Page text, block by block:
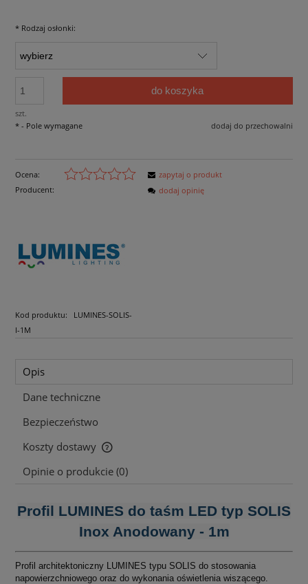
* Rodzaj osłonki:
szt.
do koszyka
dodaj do przechowalni
* - Pole wymagane
Ocena:
Producent:
Kod produktu:
LUMINES-SOLIS-
I-1M
zapytaj o produkt
dodaj opinię
Opis
Dane techniczne
Bezpieczeństwo
Koszty dostawy
Cena nie zawiera ewentualnych kosztów płatności
Opinie o produkcie (0)
Profil LUMINES do taśm LED typ SOLIS
Inox Anodowany - 1m
Profil architektoniczny LUMINES typu SOLIS do stosowania
napowierzchniowego oraz do wykonania oświetlenia wiszącego.